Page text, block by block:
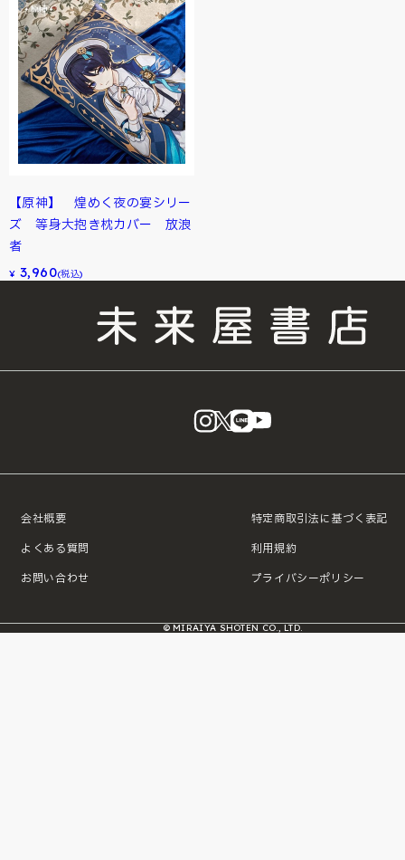
【原神】 煌めく夜の宴シリー
ズ 等身大抱き枕カバー 放浪
者
¥ 3,960(税込)
instagram
X LINE
会社概要
よくある質問
お問い合わせ
特定商取引法に基づく表記
利用規約
プライバシーポリシー
© MIRAIYA SHOTEN CO., LTD.